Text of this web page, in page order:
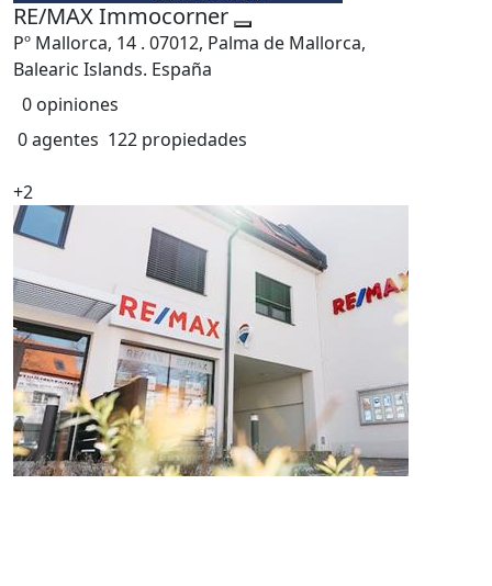
RE/MAX Immocorner
Pº Mallorca, 14 . 07012, Palma de Mallorca,
Balearic Islands. España
0 opiniones
0 agentes 122 propiedades
+2